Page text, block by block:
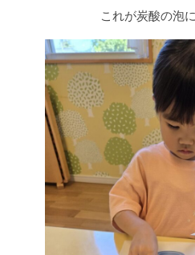
これが炭酸の泡